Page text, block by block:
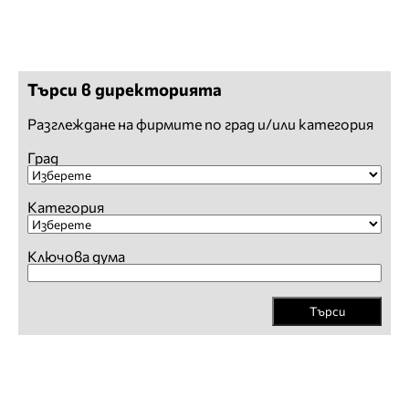
Търси в директорията
Разглеждане на фирмите по град и/или категория
Град
Категория
Ключова дума
Търси